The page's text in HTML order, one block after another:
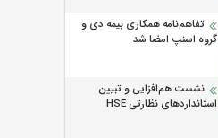
تفاهم‌نامه همکاری بیمه دی و
گروه اسنپ امضا شد
نشست هم‌افزایی و تبیین
استانداردهای نظارتی HSE